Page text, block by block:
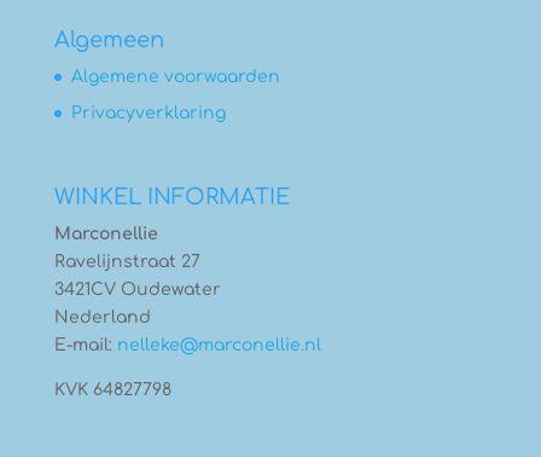
Algemeen
Algemene voorwaarden
Privacyverklaring
WINKEL INFORMATIE
Marconellie
Ravelijnstraat 27
3421CV Oudewater
Nederland
E-mail: nelleke@marconellie.nl
KVK 64827798